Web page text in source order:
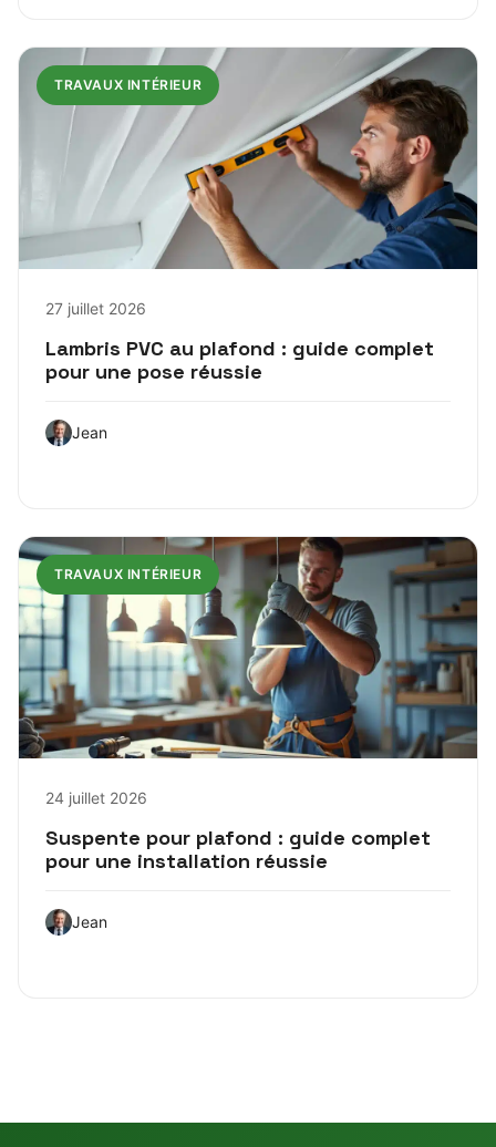
TRAVAUX INTÉRIEUR
27 juillet 2026
Lambris PVC au plafond : guide complet
pour une pose réussie
Jean
TRAVAUX INTÉRIEUR
24 juillet 2026
Suspente pour plafond : guide complet
pour une installation réussie
Jean